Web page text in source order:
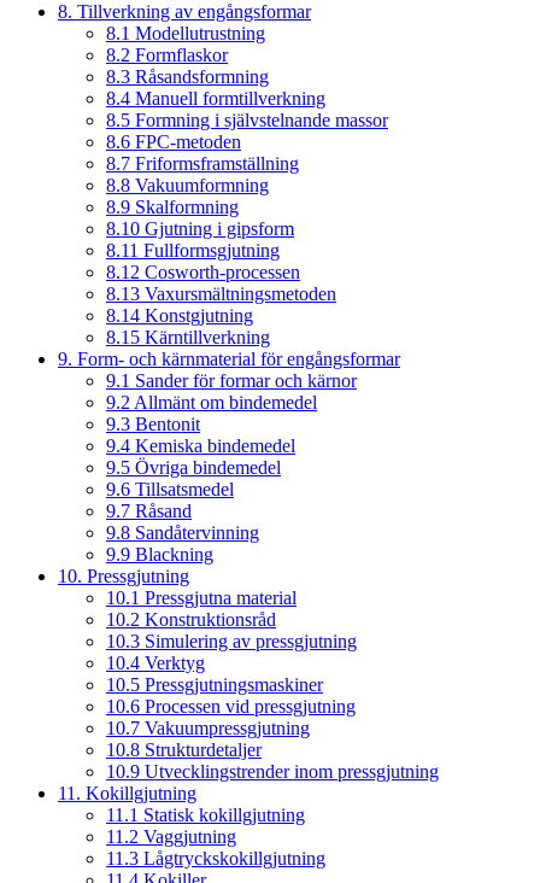
8. Tillverkning av engångsformar
8.1 Modellutrustning
8.2 Formflaskor
8.3 Råsandsformning
8.4 Manuell formtillverkning
8.5 Formning i självstelnande massor
8.6 FPC-metoden
8.7 Friformsframställning
8.8 Vakuumformning
8.9 Skalformning
8.10 Gjutning i gipsform
8.11 Fullformsgjutning
8.12 Cosworth-processen
8.13 Vaxursmältningsmetoden
8.14 Konstgjutning
8.15 Kärntillverkning
9. Form- och kärnmaterial för engångsformar
9.1 Sander för formar och kärnor
9.2 Allmänt om bindemedel
9.3 Bentonit
9.4 Kemiska bindemedel
9.5 Övriga bindemedel
9.6 Tillsatsmedel
9.7 Råsand
9.8 Sandåtervinning
9.9 Blackning
10. Pressgjutning
10.1 Pressgjutna material
10.2 Konstruktionsråd
10.3 Simulering av pressgjutning
10.4 Verktyg
10.5 Pressgjutningsmaskiner
10.6 Processen vid pressgjutning
10.7 Vakuumpressgjutning
10.8 Strukturdetaljer
10.9 Utvecklingstrender inom pressgjutning
11. Kokillgjutning
11.1 Statisk kokillgjutning
11.2 Vaggjutning
11.3 Lågtryckskokillgjutning